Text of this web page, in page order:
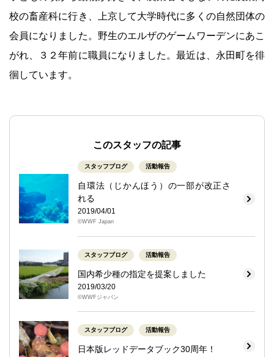
校の畜産科に行き、上京して大学時代に多くの自然団体の
会員になりました。野生のエルザのゲームワーデンにあこ
がれ、３２年前に職員になりました。最近は、永田町を徘
徊しています。
このスタッフの記事
スタッフブログ 活動報告
自環法（じかんほう）の一部が改正さ
れる
2019/04/01
©WWF Japan
スタッフブログ 活動報告
国内希少種の指定を提案しました
2019/03/20
©WWFジャパン
スタッフブログ 活動報告
日本版レッドデータブック30周年！